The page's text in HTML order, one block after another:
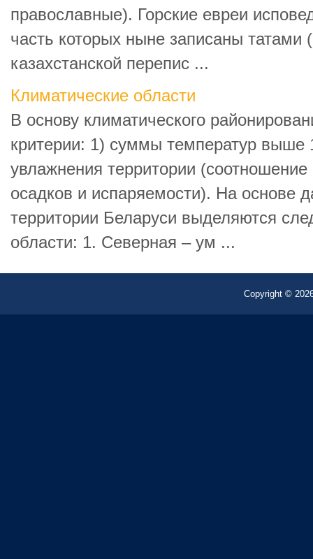
православные). Горские евреи
часть которых ныне записаны
казахстанской перепис ...
Климатические области
В основу климатического
критерии: 1) суммы температур выше
увлажнения территории
осадков и испаряемости). На основе
территории Беларуси выделяются
области: 1. Северная – ум ...
Copyright ©